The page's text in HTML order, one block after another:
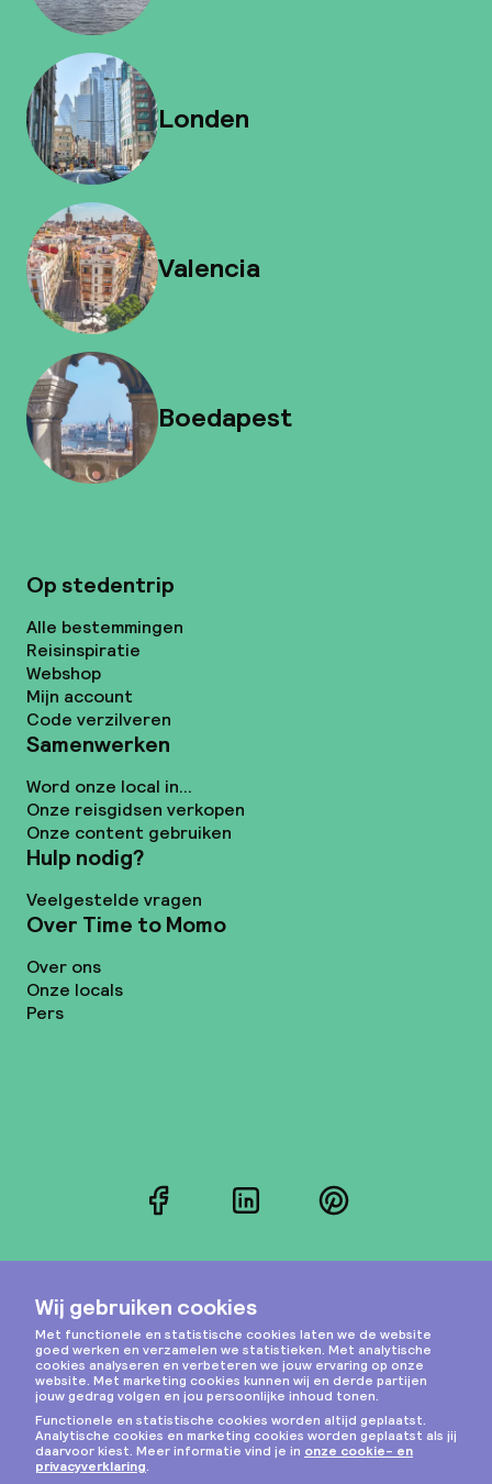
Londen
Valencia
Boedapest
Op stedentrip
Alle bestemmingen
Reisinspiratie
Webshop
Mijn account
Code verzilveren
Samenwerken
Word onze local in...
Onze reisgidsen verkopen
Onze content gebruiken
Hulp nodig?
Veelgestelde vragen
Over Time to Momo
Over ons
Onze locals
Pers
FacebookLinkedInPinterest
Instagram